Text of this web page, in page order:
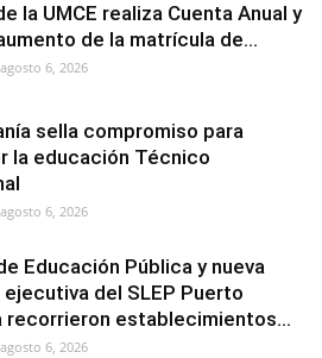
la UMCE realiza Cuenta Anual y
de la matrícula de...
agosto 6, 2026
sella compromiso para
la educación Técnico
agosto 6, 2026
Educación Pública y nueva
del SLEP Puerto
recorrieron establecimientos...
agosto 6, 2026